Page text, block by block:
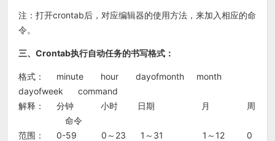
注：打开crontab后，对应编辑器的使用方法，来加入相应的命
令。
三、Crontab执行自动任务的书写格式：
格式： minute hour dayofmonth month
dayofweek command
解释： 分钟 小时 日期 月 周
命令
范围： 0-59 0～23 1～31 1～12 0